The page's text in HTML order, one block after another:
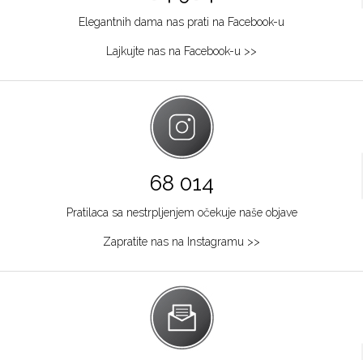
Elegantnih dama nas prati na Facebook-u
Lajkujte nas na Facebook-u >>
68 014
Pratilaca sa nestrpljenjem očekuje naše objave
Zapratite nas na Instagramu >>